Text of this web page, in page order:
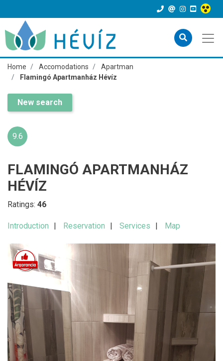
Home Accomodations
Apartman
Flamingó Apartmanház Hévíz
New search
9.6
FLAMINGÓ APARTMANHÁZ
HÉVÍZ
Ratings: 46
Introduction Reservation Services Map